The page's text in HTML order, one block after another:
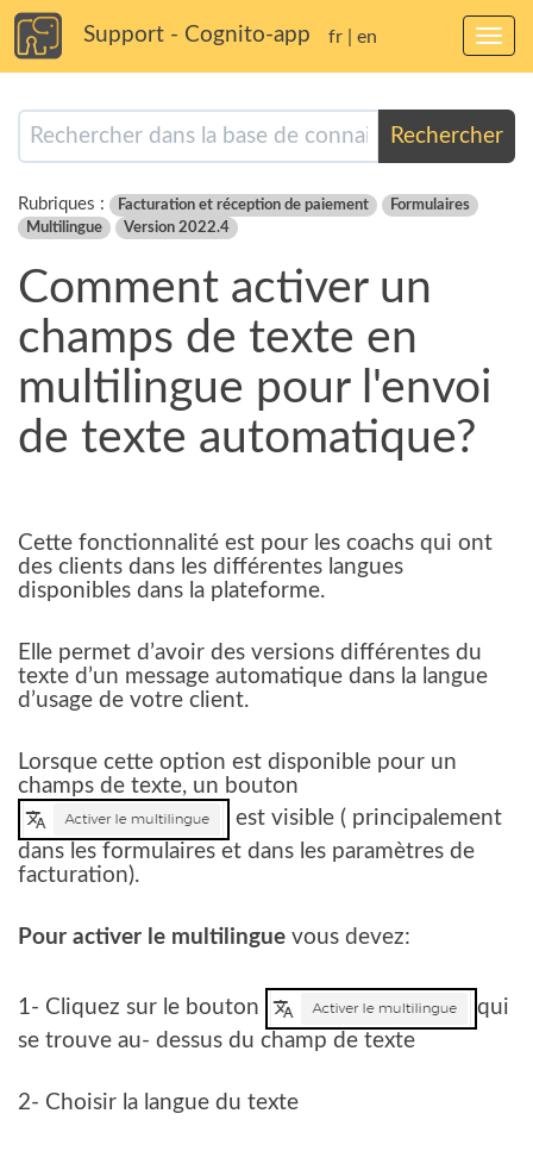
Support - Cognito-app fr en
Rechercher
Rubriques : Facturation et réception de paiement
Formulaires
Multilingue
Version 2022.4
Comment activer un
champs de texte en
multilingue pour l'envoi
de texte automatique?
Cette fonctionnalité est pour les coachs qui ont
des clients dans les différentes langues
disponibles dans la plateforme.
Elle permet d’avoir des versions différentes du
texte d’un message automatique dans la langue
d’usage de votre client.
Lorsque cette option est disponible pour un
champs de texte, un bouton
est visible ( principalement
dans les formulaires et dans les paramètres de
facturation).
Pour activer le multilingue vous devez:
1- Cliquez sur le bouton
qui
se trouve au- dessus du champ de texte
2- Choisir la langue du texte